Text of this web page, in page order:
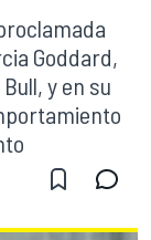
Goddard,
y en su